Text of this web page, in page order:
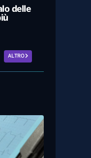
delle
ALTRO